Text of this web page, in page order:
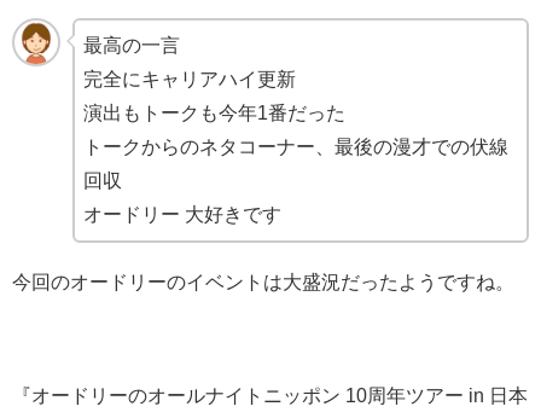
最高の一言
完全にキャリアハイ更新
演出もトークも今年1番だった
トークからのネタコーナー、最後の漫才での伏線
回収
オードリー 大好きです
今回のオードリーのイベントは大盛況だったようですね。
『オードリーのオールナイトニッポン 10周年ツアー in 日本